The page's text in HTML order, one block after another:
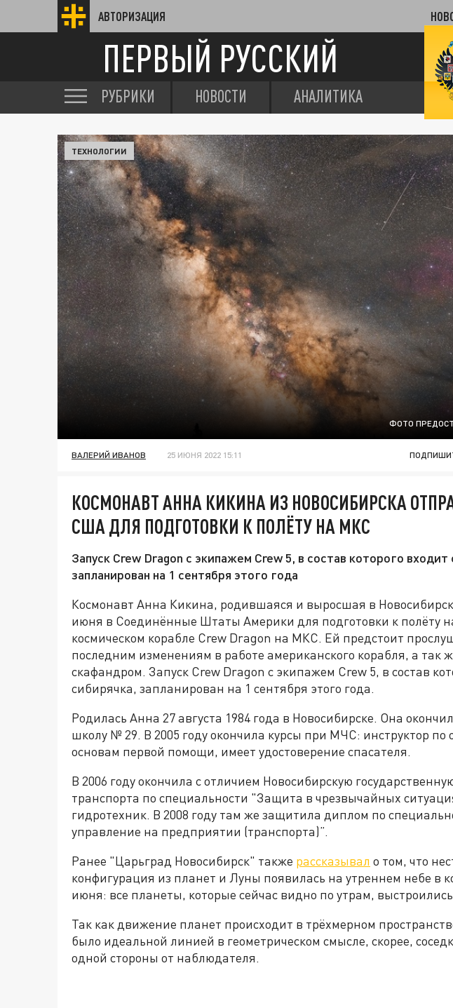
АВТОРИЗАЦИЯ
ПЕРВЫЙ РУССКИЙ
РУБРИКИ НОВОСТИ АНАЛИТИКА
ФОТО
ТЕХНОЛОГИИ
ВАЛЕРИЙ ИВАНОВ 25 ИЮНЯ 2022 15:11
КОСМОНАВТ АННА КИКИНА ИЗ НОВОСИБИРСКА
США ДЛЯ ПОДГОТОВКИ К ПОЛЁТУ НА МКС
Запуск Crew Dragon с экипажем Crew 5, в состав которого входит
запланирован на 1 сентября этого года
Космонавт Анна Кикина, родившаяся и выросшая в
июня в Соединённые Штаты Америки для подготовки к полёту
космическом корабле Crew Dragon на МКС. Ей предстоит
последним изменениям в работе американского корабля, а так
скафандром. Запуск Crew Dragon с экипажем Crew 5, в состав
сибирячка, запланирован на 1 сентября этого года.
Родилась Анна 27 августа 1984 года в Новосибирске. Она
школу № 29. В 2005 году окончила курсы при МЧС: инструктор по
основам первой помощи, имеет удостоверение спасателя.
В 2006 году окончила с отличием Новосибирскую
транспорта по специальности "Защита в чрезвычайных
гидротехник. В 2008 году там же защитила диплом по
управление на предприятии (транспорта)”.
Ранее "Царьград Новосибирск" также рассказывал о том, что
конфигурация из планет и Луны появилась на утреннем небе в
июня: все планеты, которые сейчас видно по утрам,
Так как движение планет происходит в трёхмерном
было идеальной линией в геометрическом смысле, скорее,
одной стороны от наблюдателя.